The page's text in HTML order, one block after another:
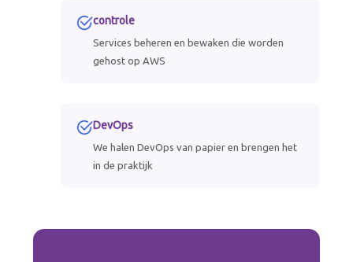
controle
Services beheren en bewaken die worden
gehost op AWS
DevOps
We halen DevOps van papier en brengen het
in de praktijk